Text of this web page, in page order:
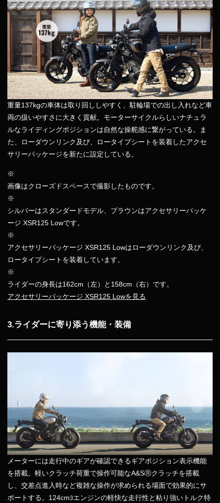
重量137kgの車体は取り回ししやすく、駐輪場での出し入れなど車
両の扱いやすさに大きく貢献。モーターサイクルらしいナチュラ
ルなライディングポジションは自然な操舵感に繋がっている。ま
た、ローダウンリンク及び、ロータイプシートを装着したアクセ
サリーパッケージを新たに設定している。
※
画像はクローズドスペースで撮影したものです。
※
シルバーはスタンダードモデル、ブラウンはアクセサリーパッケ
ージ XSR125 Lowです。
※
アクセサリーパッケージ XSR125 Lowはローダウンリンク及び、
ロータイプシートを装着しています。
※
ライダーの身長は162cm（左）と158cm（右）です。
アクセサリーパッケージ XSR125 Lowを見る
3.ライダーに寄り添う機能・装備
メーターには走行中のギアが確認できるギアポジション表示機能
を搭載。軽いクラッチ荷重で操作可能なA&SⓇクラッチを搭載
し、交差点進入時など複雑な操作が求められる場面で効果的にサ
ポートする。124cm3エンジンの軽快な走行性と粘り強いトルク特